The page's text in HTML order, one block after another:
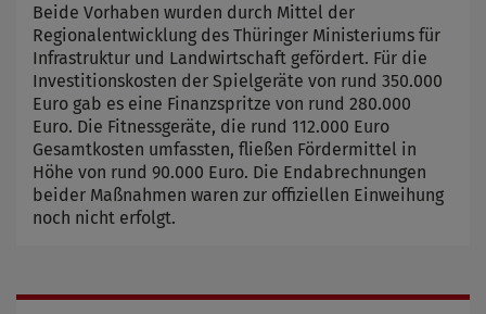
Beide Vorhaben wurden durch Mittel der
Regionalentwicklung des Thüringer Ministeriums für
Infrastruktur und Landwirtschaft gefördert. Für die
Investitionskosten der Spielgeräte von rund 350.000
Euro gab es eine Finanzspritze von rund 280.000
Euro. Die Fitnessgeräte, die rund 112.000 Euro
Gesamtkosten umfassten, fließen Fördermittel in
Höhe von rund 90.000 Euro. Die Endabrechnungen
beider Maßnahmen waren zur offiziellen Einweihung
noch nicht erfolgt.